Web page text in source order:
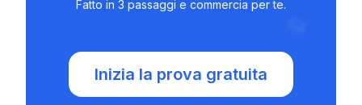
Fatto in 3 passaggi e commercia per te.
Inizia la prova gratuita